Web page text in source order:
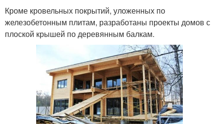
Кроме кровельных покрытий, уложенных по
железобетонным плитам, разработаны проекты домов с
плоской крышей по деревянным балкам.